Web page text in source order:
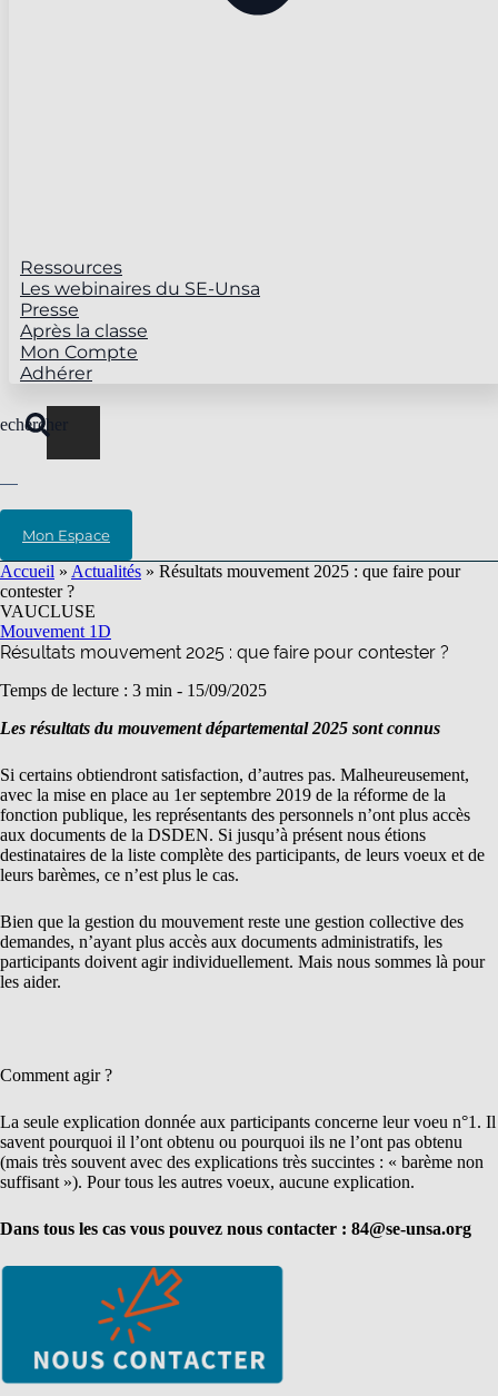
Ressources
Les webinaires du SE-Unsa
Presse
Après la classe
Mon Compte
Adhérer
Mon Espace
Accueil » Actualités » Résultats mouvement 2025 : que faire pour
contester ?
VAUCLUSE
Mouvement 1D
Résultats mouvement 2025 : que faire pour contester ?
Temps de lecture : 3 min - 15/09/2025
Les résultats du mouvement départemental 2025 sont connus
Si certains obtiendront satisfaction, d’autres pas. Malheureusement,
avec la mise en place au 1er septembre 2019 de la réforme de la
fonction publique, les représentants des personnels n’ont plus accès
aux documents de la DSDEN. Si jusqu’à présent nous étions
destinataires de la liste complète des participants, de leurs voeux et de
leurs barèmes, ce n’est plus le cas.
Bien que la gestion du mouvement reste une gestion collective des
demandes, n’ayant plus accès aux documents administratifs, les
participants doivent agir individuellement. Mais nous sommes là pour
les aider.
Comment agir ?
La seule explication donnée aux participants concerne leur voeu n°1. Il
savent pourquoi il l’ont obtenu ou pourquoi ils ne l’ont pas obtenu
(mais très souvent avec des explications très succintes : « barème non
suffisant »). Pour tous les autres voeux, aucune explication.
Dans tous les cas vous pouvez nous contacter : 84@se-unsa.org